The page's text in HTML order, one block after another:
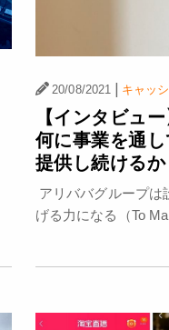
20/08/2021 | キャッ
【インタビュ
何に事業を通
提供し続けるか
アリババグループは
げる力になる（To